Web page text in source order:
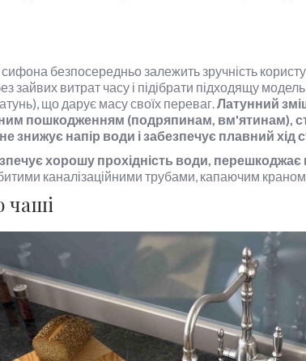
безпосередньо залежить зручність
витрат часу і підібрати підходящу модель
що дарує масу своїх переваг.Латунний
пошкодженням (подряпинам, вм'ятинам),
знижує напір води і забезпечує плавний хід
хорошу прохідність води, перешкоджає
каналізаційними трубами, капаючим
чаші